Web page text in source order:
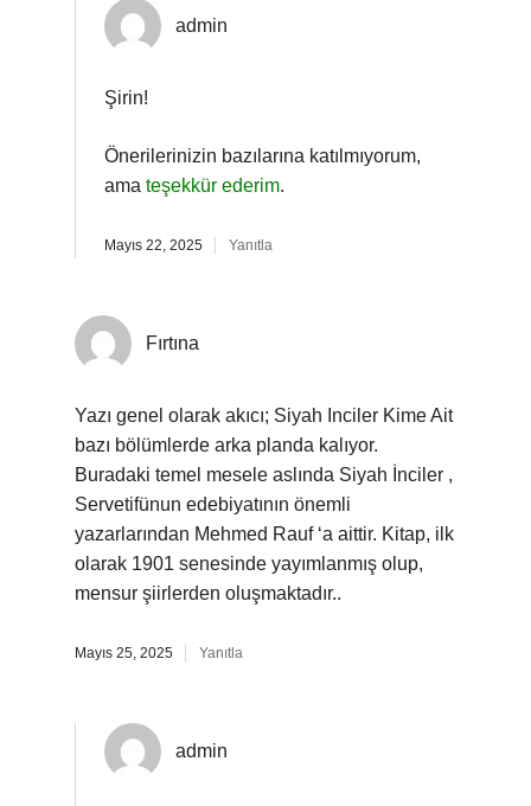
admin
Şirin!
Önerilerinizin bazılarına katılmıyorum,
ama teşekkür ederim.
Mayıs 22, 2025 Yanıtla
Fırtına
Yazı genel olarak akıcı; Siyah Inciler Kime Ait
bazı bölümlerde arka planda kalıyor.
Buradaki temel mesele aslında Siyah İnciler ,
Servetifünun edebiyatının önemli
yazarlarından Mehmed Rauf ‘a aittir. Kitap, ilk
olarak 1901 senesinde yayımlanmış olup,
mensur şiirlerden oluşmaktadır..
Mayıs 25, 2025 Yanıtla
admin